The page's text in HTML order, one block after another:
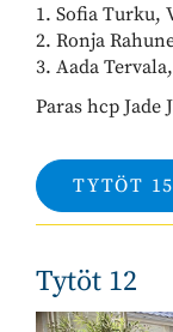
1. Sofia Turku,
2. Ronja
3. Aada
Paras hcp Jade
TYTÖT
Tytöt 12